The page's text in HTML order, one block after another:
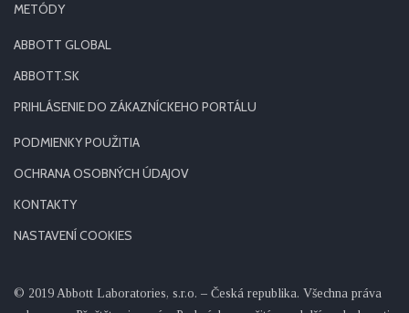
METÓDY
ABBOTT GLOBAL
ABBOTT.SK
PRIHLÁSENIE DO ZÁKAZNÍCKEHO PORTÁLU
PODMIENKY POUŽITIA
OCHRANA OSOBNÝCH ÚDAJOV
KONTAKTY
NASTAVENÍ COOKIES
© 2019 Abbott Laboratories, s.r.o. – Česká republika. Všechna práva